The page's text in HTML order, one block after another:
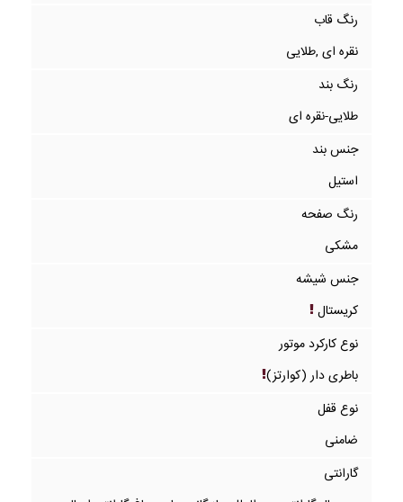
رنگ قاب
نقره ای ,طلایی
رنگ بند
طلایی-نقره ای
جنس بند
استیل
رنگ صفحه
مشکی
جنس شیشه
کریستال
نوع کارکرد موتور
باطری دار (کوارتز)
نوع قفل
ضامنی
گارانتی